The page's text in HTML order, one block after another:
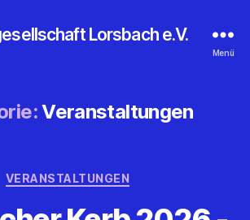
Lorsbach e.V.
Menü
Veranstaltungen
Kategorien
VERANSTALTUNGEN